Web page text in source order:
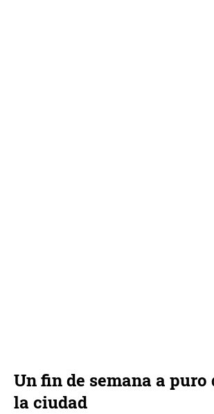
Un fin de semana a puro
la ciudad